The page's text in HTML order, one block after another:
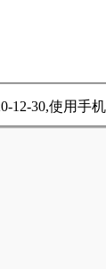
12-30,使用手